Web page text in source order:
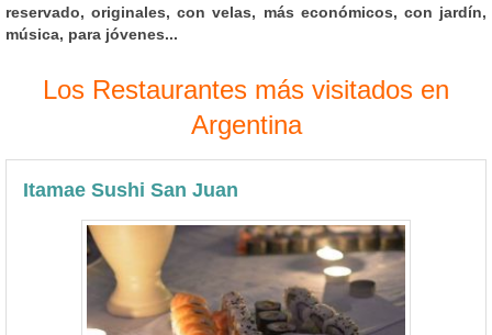
reservado, originales, con velas, más económicos, con jardín,
música, para jóvenes...
Los Restaurantes más visitados en
Argentina
Itamae Sushi San Juan